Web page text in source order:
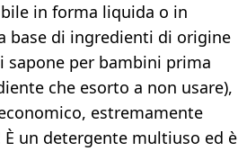
in forma liquida o in
base di ingredienti di origine
sapone per bambini prima
che esorto a non usare),
estremamente
un detergente multiuso ed è